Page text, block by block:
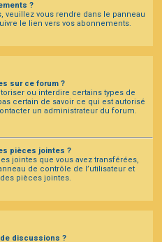
?
veuillez vous rendre dans le panneau
le lien vers vos abonnements.
sur ce forum ?
ou interdire certains types de
certain de savoir ce qui est autorisé
un administrateur du forum.
pièces jointes ?
jointes que vous avez transférées,
de contrôle de l’utilisateur et
pièces jointes.
discussions ?